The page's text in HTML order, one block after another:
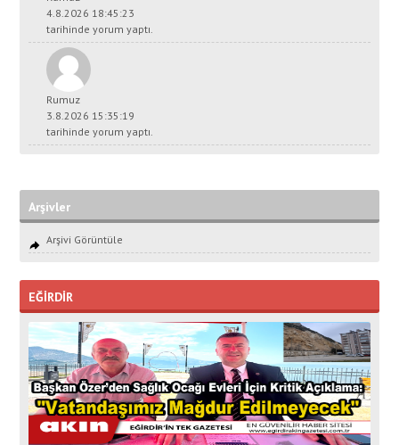
4.8.2026 18:45:23
tarihinde yorum yaptı.
Rumuz
3.8.2026 15:35:19
tarihinde yorum yaptı.
Arşivler
Arşivi Görüntüle
EĞİRDİR